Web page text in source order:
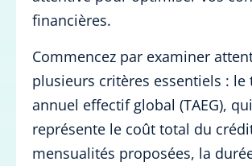
financières.
Commencez par examiner
plusieurs critères essentiels : le
annuel effectif global (TAEG), qui
représente le coût total du
mensualités proposées, la